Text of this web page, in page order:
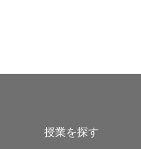
授業を探す